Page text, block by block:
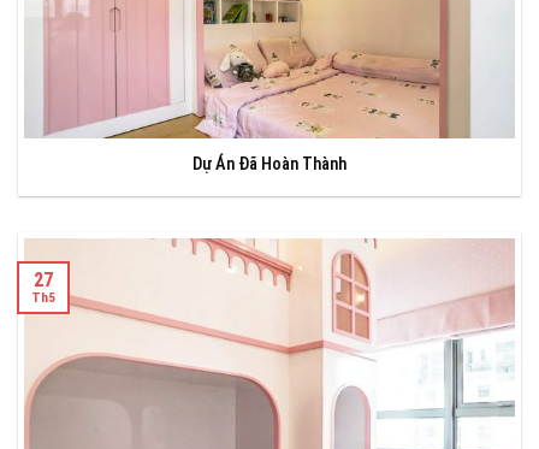
Dự Án Đã Hoàn Thành
27
Th5